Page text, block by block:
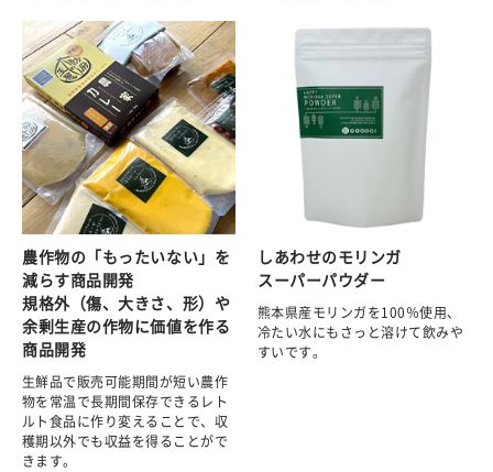
農作物の「もったいない」を
減らす商品開発
規格外（傷、大きさ、形）や
余剰生産の作物に価値を作る
商品開発
生鮮品で販売可能期間が短い農作
物を常温で長期間保存できるレト
ルト食品に作り変えることで、収
穫期以外でも収益を得ることがで
きます。
しあわせのモリンガ
スーパーパウダー
熊本県産モリンガを100％使用、
冷たい水にもさっと溶けて飲みや
すいです。